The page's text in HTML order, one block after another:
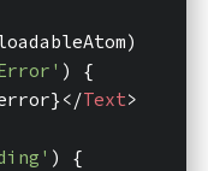
) {
</Text>
) {